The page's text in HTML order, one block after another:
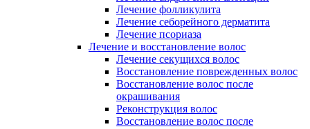
Лечение фолликулита
Лечение себорейного дерматита
Лечение псориаза
Лечение и восстановление волос
Лечение секущихся волос
Восстановление поврежденных волос
Восстановление волос после
окрашивания
Реконструкция волос
Восстановление волос после